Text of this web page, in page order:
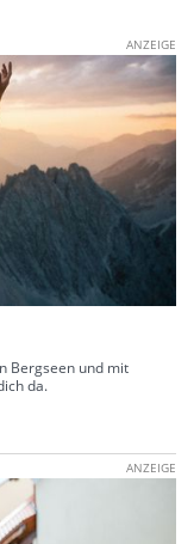
ANZEIGE
Bergseen und mit
da.
ANZEIGE